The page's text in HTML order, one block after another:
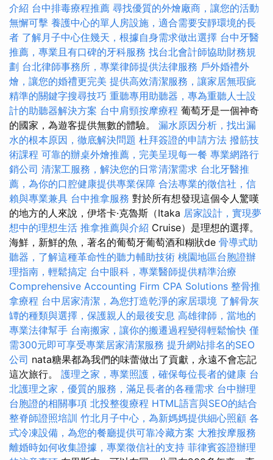
介紹 台中排毒療程推薦 尋找優質的外燴廠商，讓您的活動
無懈可擊 養護中心的單人房設施，適合需要安靜環境的長
者 了解月子中心住幾天，根據自身需求做出選擇 台中牙醫
推薦，專業且有口碑的牙科服務 找台北會計師協助財務規
劃 台北律師事務所，專業律師提供法律服務 戶外婚禮外
燴，讓您的婚禮更完美 提供高效清潔服務，讓家居無瑕疵
精準的關鍵字搜尋技巧 重聽專用助聽器，專為重聽人士設
計的助聽器解決方案 台中肩頸按摩療程 葡萄牙是一個神奇
的國家，為遊客提供無數的體驗。 漏水原因分析，找出漏
水的根本原因，徹底解決問題 杜拜簽證的申請方法 撥筋技
術課程 可靠的辦桌外燴推薦，完美呈現每一餐 專業網路行
銷公司 清潔工服務，解決您的日常清潔需求 台北牙醫推
薦，為你的口腔健康提供專業保障 合法專業的徵信社，信
賴與專業兼具 台中推拿服務 對於所有想發現這個令人驚嘆
的地方的人來說，伊塔卡·克魯斯（Itaka 居家設計，實現夢
想中的理想生活 推拿推薦與介紹 Cruise）是理想的選擇。
海鮮，新鮮的魚，著名的葡萄牙葡萄酒和糊狀de 骨導式助
聽器，了解這種革命性的聽力輔助技術 桃園地區台胞證辦
理指南，輕鬆搞定 台中眼科，專業醫師提供精準治療
Comprehensive Accounting Firm CPA Solutions 整骨推
拿療程 台中居家清潔，為您打造乾淨的家居環境 了解骨灰
罈的種類與選擇，保護親人的最後安息 高雄律師，當地的
專業法律幫手 台南搬家，讓你的搬遷過程變得輕鬆愉快 僅
需300元即可享受專業居家清潔服務 提升網站排名的SEO
公司 nata糖果都為我們的味蕾做出了貢獻，永遠不會忘記
這次旅行。 護理之家，專業照護，確保每位長者的健康 台
北護理之家，優質的服務，滿足長者的各種需求 台中辦理
台胞證的相關事項 北投整復療程 HTML語言與SEO的結合
整脊師證照培訓 竹北月子中心，為新媽媽提供細心照顧 各
式冷凍設備，為您的餐廳提供可靠冷藏方案 大雅按摩服務
離婚時如何收集證據，專業徵信社的支持 菲律賓簽證辦理